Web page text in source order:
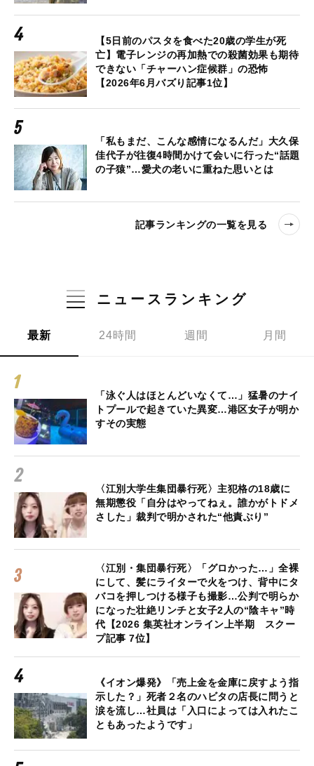
【5日前のパスタを食べた20歳の学生が死
亡】電子レンジの再加熱での殺菌効果も期待
できない「チャーハン症候群」の恐怖
【2026年6月バズり記事1位】
「私もまだ、こんな感情になるんだ」大久保
佳代子が往復4時間かけて会いに行った“話題
の子猿”…愛犬の老いに重ねた思いとは
記事ランキングの一覧を見る
ニュースランキング
最新 24時間 週間 月間
「泳ぐ人はほとんどいなくて…」猛暑のナイ
トプールで起きていた異変…港区女子が明か
すその実態
〈江別大学生集団暴行死〉主犯格の18歳に
無期懲役「自分はやってねぇ。誰かがトドメ
さした」裁判で明かされた“他責ぶり”
〈江別・集団暴行死〉「グロかった…」全裸
にして、髪にライターで火をつけ、背中にタ
バコを押しつける様子も撮影…公判で明らか
になった壮絶リンチと女子2人の“陰キャ”時
代【2026 集英社オンライン上半期 スクー
プ記事 7位】
《イオン爆発》「売上金を金庫に戻すよう指
示した？」死者２名のハビタの店長に問うと
涙を流し…社員は「入口によっては入れたこ
ともあったようです」